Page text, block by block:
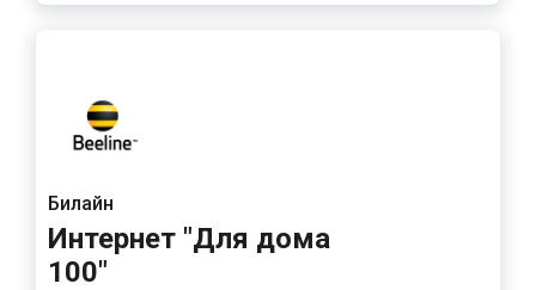
Билайн
Интернет "Для дома
100"